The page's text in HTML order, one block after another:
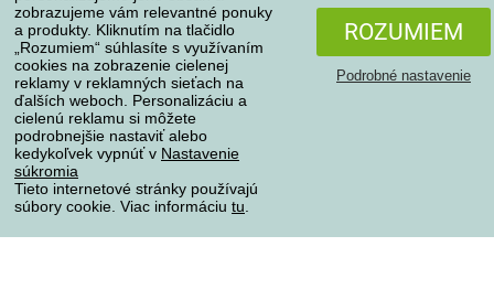
zobrazujeme vám relevantné ponuky
a produkty. Kliknutím na tlačidlo
„Rozumiem“ súhlasíte s využívaním
cookies na zobrazenie cielenej
reklamy v reklamných sieťach na
ďalších weboch. Personalizáciu a
cielenú reklamu si môžete
podrobnejšie nastaviť alebo
kedykoľvek vypnúť v Nastavenie
súkromia
Tieto internetové stránky používajú
súbory cookie. Viac informáciu tu
ROZUMIEM
Podrobné nastavenie
Spoľahlivý obchod